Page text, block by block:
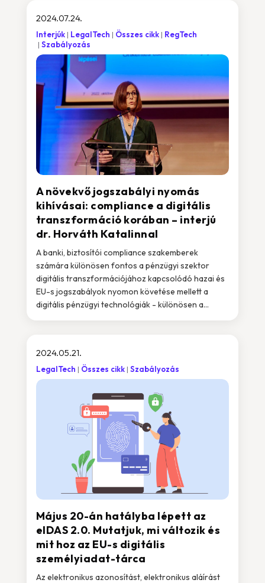
A növekvő jogszabályi nyomás
kihívásai: compliance a digitális
transzformáció korában – interjú
dr. Horváth Katalinnal
2024.07.24.
Interjúk LegalTech Összes cikk
RegTech
Szabályozás
A banki, biztosítói compliance szakemberek
számára különösen fontos a pénzügyi szektor
digitális transzformációjához kapcsolódó hazai és
EU-s jogszabályok nyomon követése mellett a
digitális pénzügyi technológiák - különösen a...
Május 20-án hatályba lépett az
eIDAS 2.0. Mutatjuk, mi változik és
mit hoz az EU-s digitális
személyiadat-tárca
2024.05.21.
LegalTech Összes cikk Szabályozás
Az elektronikus azonosítást, elektronikus aláírást